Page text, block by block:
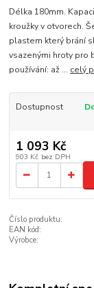
Délka 180mm.
kroužky v otvorech.
plastem který brání
vsazenými hroty pro
používání: až ... celý
Dostupnost
1 093 Kč
903 Kč bez DPH
Číslo produktu:
EAN kód:
Výrobce: